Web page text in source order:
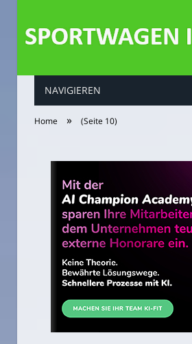
NAVIGIEREN
Home » (Seite 10)